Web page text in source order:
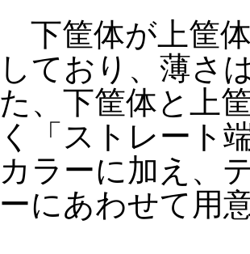
下筐体が上筐
しており、薄さ
た、下筐体と上
く「ストレート
カラーに加え、
ーにあわせて用